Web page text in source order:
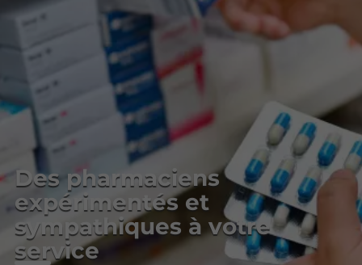
Des pharmaciens
expérimentés et
sympathiques à votre
service